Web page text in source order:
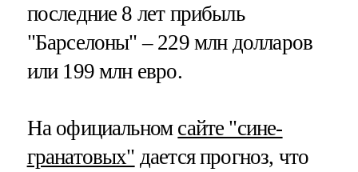
последние 8 лет прибыль
"Барселоны" – 229 млн долларов
или 199 млн евро.
На официальном сайте "сине-
гранатовых" дается прогноз, что